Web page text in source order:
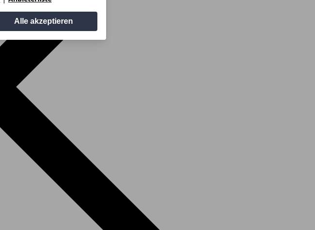
Alle akzeptieren